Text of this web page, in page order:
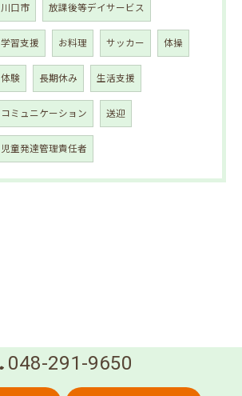
川口市 放課後等デイサービス
学習支援 お料理 サッカー 体操
体験 長期休み 生活支援
コミュニケーション 送迎
児童発達管理責任者
048-291-9650